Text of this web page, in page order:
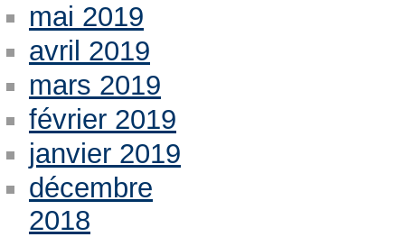
mai 2019
avril 2019
mars 2019
février 2019
janvier 2019
décembre
2018